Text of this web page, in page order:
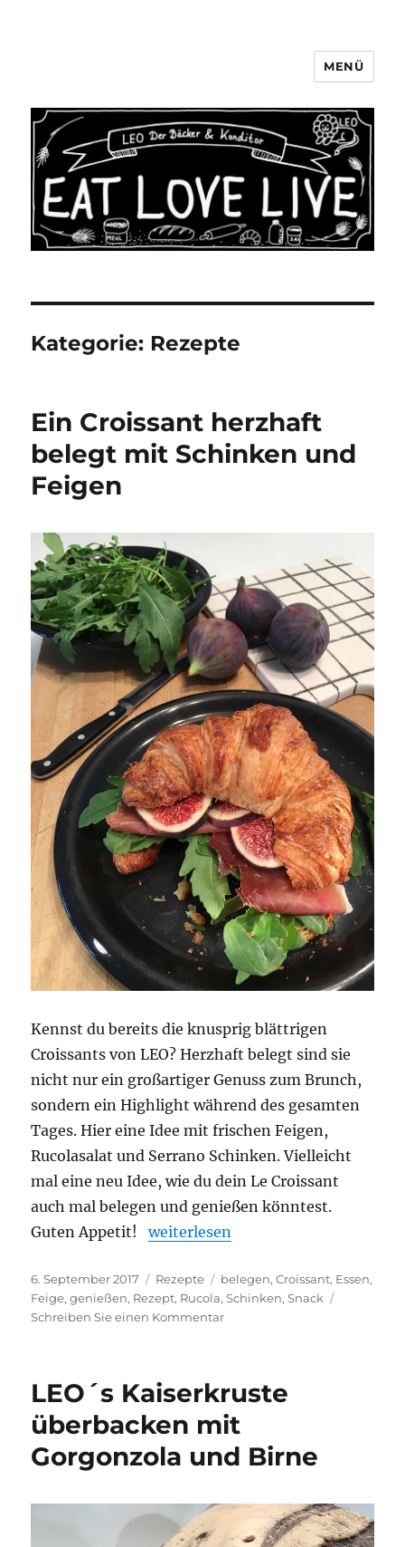
LEO Der Bäcker & Konditor
Aachen
MENÜ
Kategorie: Rezepte
Ein Croissant herzhaft
belegt mit Schinken und
Feigen
Kennst du bereits die knusprig blättrigen
Croissants von LEO? Herzhaft belegt sind sie
nicht nur ein großartiger Genuss zum Brunch,
sondern ein Highlight während des gesamten
Tages. Hier eine Idee mit frischen Feigen,
Rucolasalat und Serrano Schinken. Vielleicht
mal eine neu Idee, wie du dein Le Croissant
auch mal belegen und genießen könntest.
Guten Appetit!„Ein Croissant herzhaft belegt mit
weiterlesen
Veröffentlicht
am
6. September 2017 Kategorien
Rezepte Schlagwörter
belegen,Croissant, Essen,
Feige,genießen, Rezept, Rucola,Schinken,Snack
Schreiben Sie einen Kommentarzu
belegt
mit
Schinken
und
Feigen
LEO´s Kaiserkruste
überbacken mit
Gorgonzola und Birne